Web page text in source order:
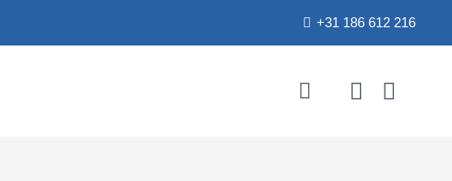
+31 186 612 216